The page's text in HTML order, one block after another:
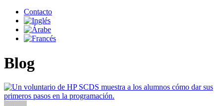
Contacto
Blog